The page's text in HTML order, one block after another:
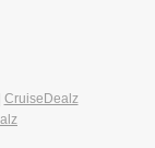
CruiseDealz